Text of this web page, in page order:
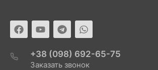
+38 (098) 692-65-75
Заказать звонок